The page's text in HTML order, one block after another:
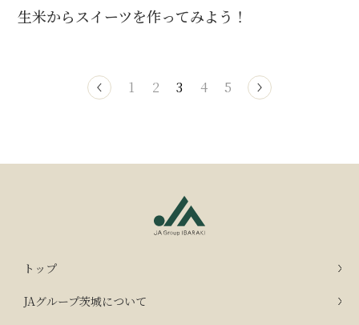
生米からスイーツを作ってみよう！
1 2 3 4 5
トップ
JAグループ茨城について